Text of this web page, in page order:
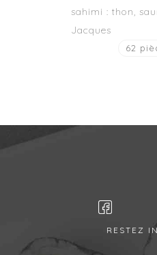
sahimi : thon,
Jacques
62
RESTEZ